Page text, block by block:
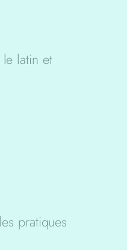
latin et
pratiques